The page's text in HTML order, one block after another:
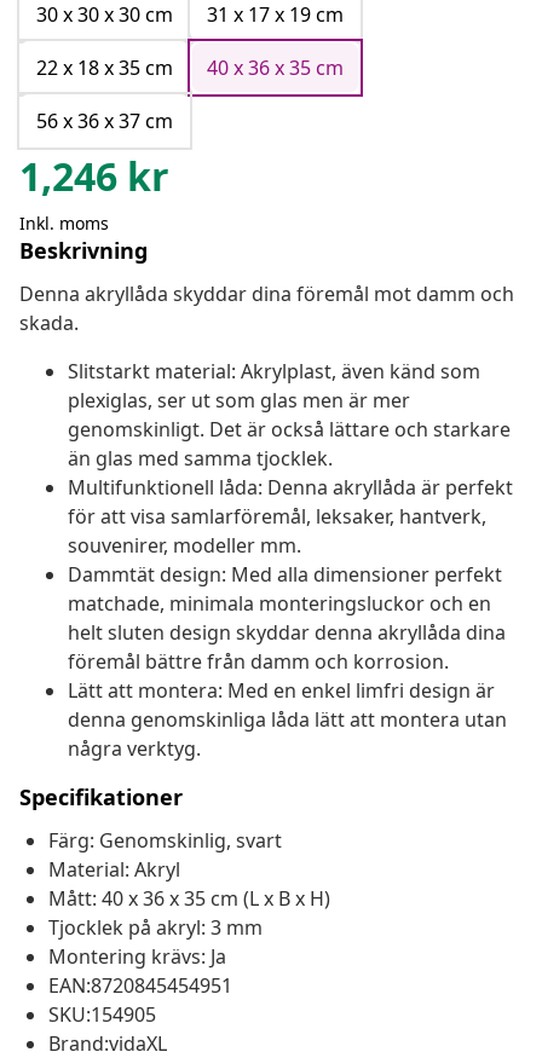
30 x 30 x 30 cm
31 x 17 x 19 cm
22 x 18 x 35 cm
40 x 36 x 35 cm
56 x 36 x 37 cm
1,246 kr
Inkl. moms
Beskrivning
Denna akryllåda skyddar dina föremål mot damm och
skada.
Slitstarkt material: Akrylplast, även känd som
plexiglas, ser ut som glas men är mer
genomskinligt. Det är också lättare och starkare
än glas med samma tjocklek.
Multifunktionell låda: Denna akryllåda är perfekt
för att visa samlarföremål, leksaker, hantverk,
souvenirer, modeller mm.
Dammtät design: Med alla dimensioner perfekt
matchade, minimala monteringsluckor och en
helt sluten design skyddar denna akryllåda dina
föremål bättre från damm och korrosion.
Lätt att montera: Med en enkel limfri design är
denna genomskinliga låda lätt att montera utan
några verktyg.
Specifikationer
Färg: Genomskinlig, svart
Material: Akryl
Mått: 40 x 36 x 35 cm (L x B x H)
Tjocklek på akryl: 3 mm
Montering krävs: Ja
EAN:8720845454951
SKU:154905
Brand:vidaXL